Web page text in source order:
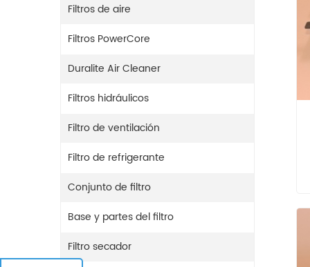
Filtros de aire
Filtros PowerCore
Duralite Air Cleaner
Filtros hidráulicos
Filtro de ventilación
Filtro de refrigerante
Conjunto de filtro
Base y partes del filtro
Filtro secador